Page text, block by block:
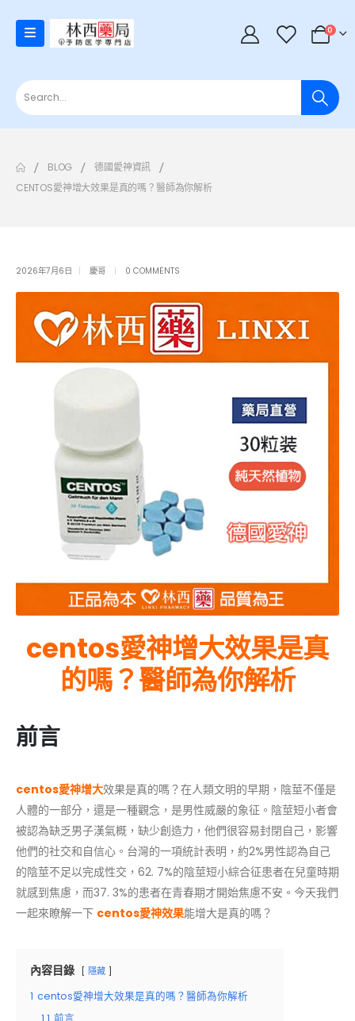
0
BLOG
德國愛神資訊
CENTOS愛神增大效果是真的嗎？醫師為你解析
2026年7月6日 慶哥 0 COMMENTS
centos愛神增大效果是真
的嗎？醫師為你解析
前言
centos愛神增大效果是真的嗎？在人類文明的早期，陰莖不僅是
人體的一部分，還是一種觀念，是男性威嚴的象征。陰莖短小者會
被認為缺乏男子漢氣概，缺少創造力，他們很容易封閉自己，影響
他們的社交和自信心。台灣的一項統計表明，約2%男性認為自己
的陰莖不足以完成性交，62. 7%的陰莖短小綜合征患者在兒童時期
就感到焦慮，而37. 3%的患者在青春期才開始焦慮不安。今天我們
一起來瞭解一下 centos愛神效果能增大是真的嗎？
內容目錄 隱藏
1 centos愛神增大效果是真的嗎？醫師為你解析